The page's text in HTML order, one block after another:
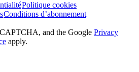
Politique cookies
Conditions d’abonnement
and the Google Privacy
apply.